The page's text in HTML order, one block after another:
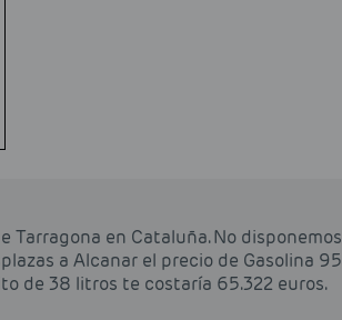
en Cataluña. No disponemos
a Alcanar el precio de Gasolina 95
de 38 litros te costaría 65.322 euros.